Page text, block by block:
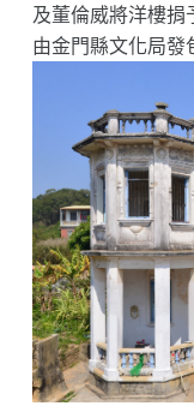
及董倫威將洋樓捐
由金門縣文化局發